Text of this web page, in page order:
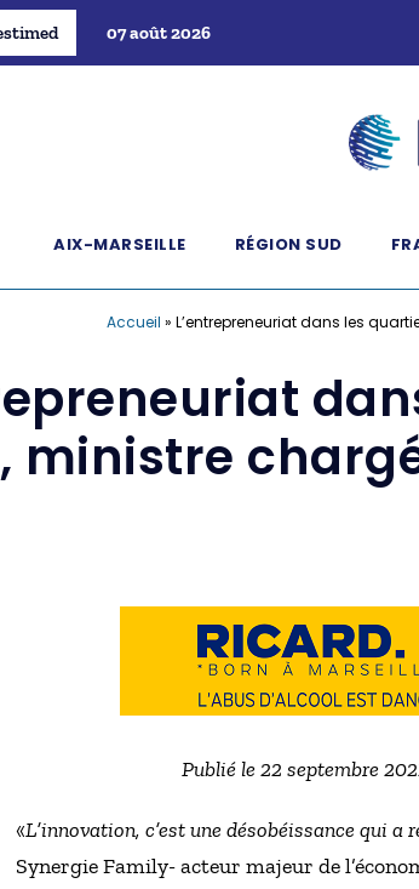
07 août 2026
AIX-MARSEILLE RÉGION SUD
Accueil » L’entrepreneuriat dans les
ministre
Publié le 22 septembre
«L’innovation, c’est une désobéissance qui a
Synergie Family- acteur majeur de